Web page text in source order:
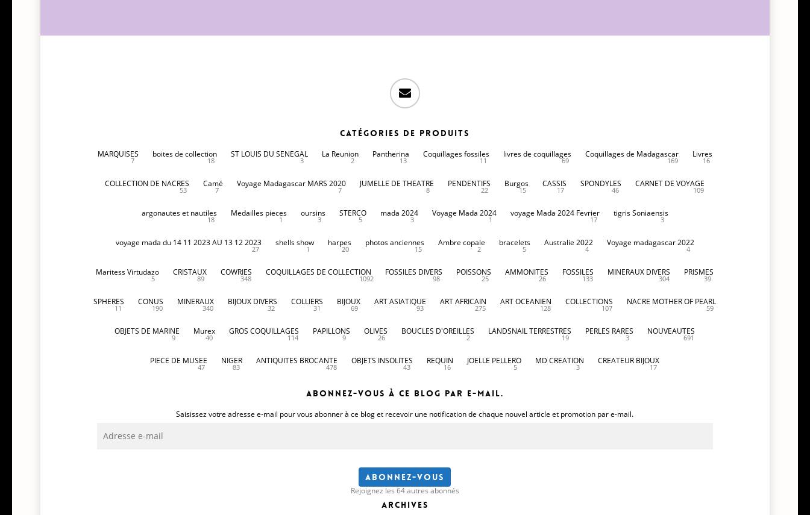
email
Catégories de produits
MARQUISES
7
boites de collection
18
ST LOUIS DU SENEGAL
3
La Reunion
2
Pantherina
13
Coquillages fossiles
11
livres de coquillages
69
Coquillages de Madagascar
169
Livres
16
COLLECTION DE NACRES
53
Camé
7
Voyage Madagascar MARS 2020
7
JUMELLE DE THEATRE
8
PENDENTIFS
22
Burgos
15
CASSIS
17
SPONDYLES
46
CARNET DE VOYAGE
109
argonautes et nautiles
18
Medailles pieces
1
oursins
3
STERCO
5
mada 2024
3
Voyage Mada 2024
1
voyage Mada 2024 Fevrier
17
tigris Soniaensis
3
voyage mada du 14 11 2023 AU 13 12 2023
27
shells show
1
harpes
20
photos anciennes
15
Ambre copale
2
bracelets
5
Australie 2022
4
Voyage madagascar 2022
4
Maritess Virtudazo
5
CRISTAUX
89
COWRIES
348
COQUILLAGES DE COLLECTION
1092
FOSSILES DIVERS
98
POISSONS
25
AMMONITES
26
FOSSILES
133
MINERAUX DIVERS
304
PRISMES
39
SPHERES
11
CONUS
190
MINERAUX
340
BIJOUX DIVERS
32
COLLIERS
31
BIJOUX
69
ART ASIATIQUE
93
ART AFRICAIN
275
ART OCEANIEN
128
COLLECTIONS
107
NACRE MOTHER OF PEARL
59
OBJETS DE MARINE
9
Murex
40
GROS COQUILLAGES
114
PAPILLONS
9
OLIVES
26
BOUCLES D'OREILLES
2
LANDSNAIL TERRESTRES
19
PERLES RARES
3
NOUVEAUTES
691
PIECE DE MUSEE
47
NIGER
83
ANTIQUITES BROCANTE
478
OBJETS INSOLITES
43
REQUIN
16
JOELLE PELLERO
5
MD CREATION
3
CREATEUR BIJOUX
17
Abonnez-vous à ce blog par e-mail.
Saisissez votre adresse e-mail pour vous abonner à ce blog et recevoir une notification de chaque nouvel article et promotion par e-mail.
Abonnez-vous
Rejoignez les 64 autres abonnés
Archives